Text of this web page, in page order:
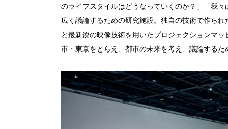
のライフスタイルはどうなっていくのか？」「我
広く議論するための研究施設。独自の技術で作ら
と最新鋭の映像技術を用いたプロジェクションマ
市・東京をとらえ、都市の未来を考え、議論する